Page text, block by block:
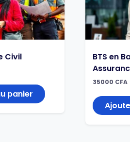
Civil
panier
BTS en
35000 CFA